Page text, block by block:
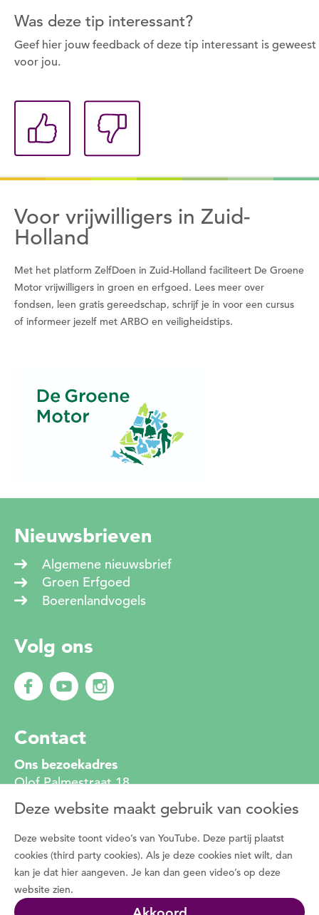
Deze website maakt gebruik van cookies
Deze website toont video’s van YouTube. Deze partij plaatst
cookies (third party cookies). Als je deze cookies niet wilt, dan
kan je dat hier aangeven. Je kan dan geen video’s op deze
website zien.
Was deze tip interessant?
Geef hier jouw feedback of deze tip interessant is geweest
voor jou.
Voor vrijwilligers in Zuid-
Holland
Met het platform ZelfDoen in Zuid-Holland faciliteert De Groene
Motor vrijwilligers in groen en erfgoed. Lees meer over
fondsen, leen gratis gereedschap, schrijf je in voor een cursus
of informeer jezelf met ARBO en veiligheidstips.
Nieuwsbrieven
Algemene nieuwsbrief
Groen Erfgoed
Boerenlandvogels
Volg ons
Contact
Ons bezoekadres
Olof Palmestraat 18
2616 LR Delft
010 272 2222
info@degroenemotorzh.nl
Wat is De Groene Motor
Duizenden vrijwilligers zetten zich dagelijks in
voor de natuur, het groen in de buurt en de
Nee
Wil je nu een datum kiezen?
Ja Nee